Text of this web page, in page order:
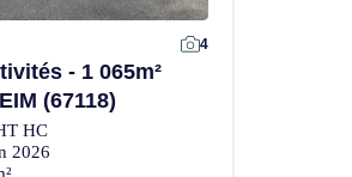
4
- 1 065m²
(67118)
HC
2026